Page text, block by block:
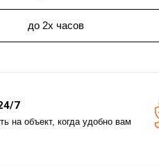
до 2х часов
7
на объект, когда удобно вам